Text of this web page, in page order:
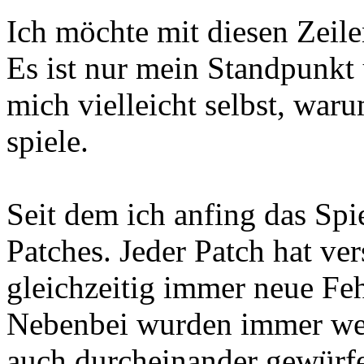
Ich möchte mit diesen
Es ist nur mein
mich vielleicht selbst,
spiele.
Seit dem ich anfing das
Patches. Jeder Patch hat
gleichzeitig immer neue
Nebenbei wurden immer